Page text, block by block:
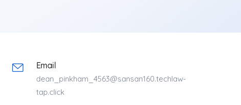
Email
dean_pinkham_4563@sansan160.techlaw-
tap.click